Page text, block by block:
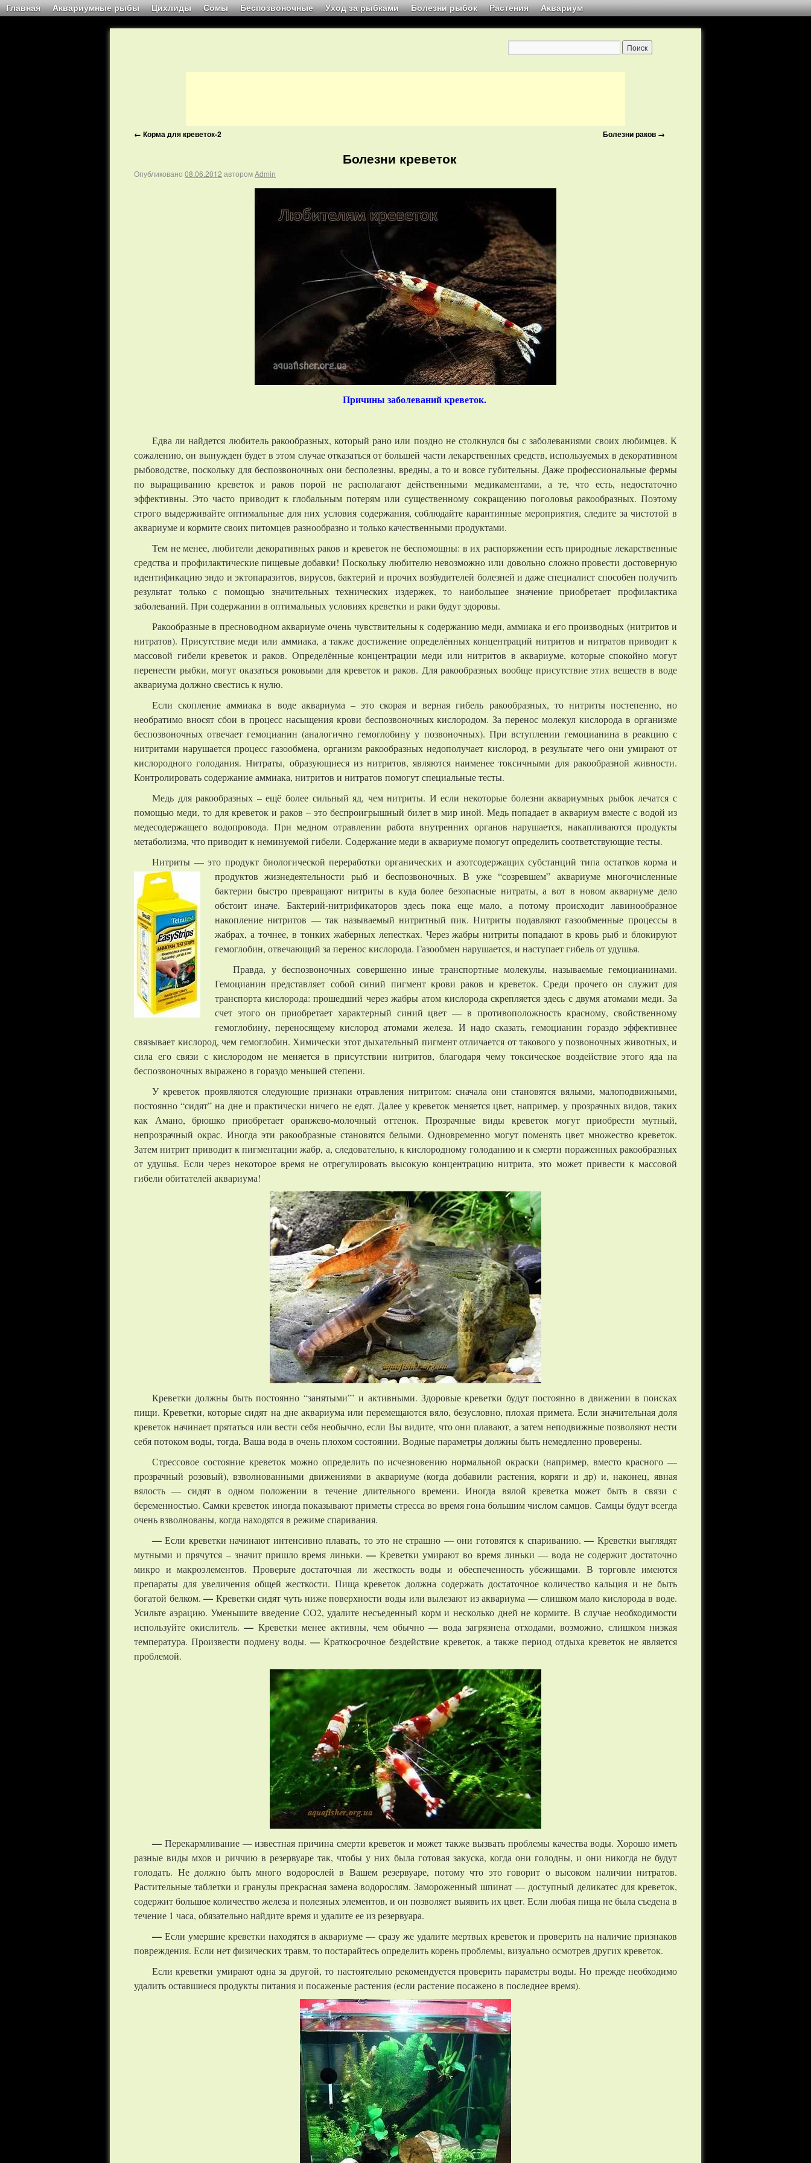
Главная Аквариумные рыбы Цихлиды Сомы Беспозвоночные Уход за рыбками Болезни рыбок Растения Аквариум
← Корма для креветок-2 Болезни раков →
Болезни креветок
Опубликовано 08.06.2012 авторомAdmin
Причины заболеваний креветок.
Едва ли найдется любитель ракообразных, который рано или поздно не столкнулся бы с заболеваниями своих любимцев. К
сожалению, он вынужден будет в этом случае отказаться от большей части лекарственных средств, используемых в декоративном
рыбоводстве, поскольку для беспозвоночных они бесполезны, вредны, а то и вовсе губительны. Даже профессиональные фермы
по выращиванию креветок и раков порой не располагают действенными медикаментами, а те, что есть, недостаточно
эффективны. Это часто приводит к глобальным потерям или существенному сокращению поголовья ракообразных. Поэтому
строго выдерживайте оптимальные для них условия содержания, соблюдайте карантинные мероприятия, следите за чистотой в
аквариуме и кормите своих питомцев разнообразно и только качественными продуктами.
Тем не менее, любители декоративных раков и креветок не беспомощны: в их распоряжении есть природные лекарственные
средства и профилактические пищевые добавки! Поскольку любителю невозможно или довольно сложно провести достоверную
идентификацию эндо и эктопаразитов, вирусов, бактерий и прочих возбудителей болезней и даже специалист способен получить
результат только с помощью значительных технических издержек, то наибольшее значение приобретает профилактика
заболеваний. При содержании в оптимальных условиях креветки и раки будут здоровы.
Ракообразные в пресноводном аквариуме очень чувствительны к содержанию меди, аммиака и его производных (нитритов и
нитратов). Присутствие меди или аммиака, а также достижение определённых концентраций нитритов и нитратов приводит к
массовой гибели креветок и раков. Определённые концентрации меди или нитритов в аквариуме, которые спокойно могут
перенести рыбки, могут оказаться роковыми для креветок и раков. Для ракообразных вообще присутствие этих веществ в воде
аквариума должно свестись к нулю.
Если скопление аммиака в воде аквариума – это скорая и верная гибель ракообразных, то нитриты постепенно, но
необратимо вносят сбои в процесс насыщения крови беспозвоночных кислородом. За перенос молекул кислорода в организме
беспозвоночных отвечает гемоцианин (аналогично гемоглобину у позвоночных). При вступлении гемоцианина в реакцию с
нитритами нарушается процесс газообмена, организм ракообразных недополучает кислород, в результате чего они умирают от
кислородного голодания. Нитраты, образующиеся из нитритов, являются наименее токсичными для ракообразной живности.
Контролировать содержание аммиака, нитритов и нитратов помогут специальные тесты.
Медь для ракообразных – ещё более сильный яд, чем нитриты. И если некоторые болезни аквариумных рыбок лечатся с
помощью меди, то для креветок и раков – это беспроигрышный билет в мир иной. Медь попадает в аквариум вместе с водой из
медесодержащего водопровода. При медном отравлении работа внутренних органов нарушается, накапливаются продукты
метаболизма, что приводит к неминуемой гибели. Содержание меди в аквариуме помогут определить соответствующие тесты.
Нитриты — это продукт биологической переработки органических и азотсодержащих субстанций типа остатков корма и
продуктов жизнедеятельности рыб и беспозвоночных. В уже“созревшем” аквариуме многочисленные
бактерии быстро превращают нитриты в куда более безопасные нитраты, а вот в новом аквариуме дело
обстоит иначе. Бактерий-нитрификаторов здесь пока еще мало, а потому происходит лавинообразное
накопление нитритов — так называемый нитритный пик. Нитриты подавляют газообменные процессы в
жабрах, а точнее, в тонких жаберных лепестках. Через жабры нитриты попадают в кровь рыб и блокируют
гемоглобин, отвечающий за перенос кислорода. Газообмен нарушается, и наступает гибель от удушья.
Правда, у беспозвоночных совершенно иные транспортные молекулы, называемые гемоцианинами.
Гемоцианин представляет собой синий пигмент крови раков и креветок. Среди прочего он служит для
транспорта кислорода: прошедший через жабры атом кислорода скрепляется здесь с двумя атомами меди. За
счет этого он приобретает характерный синий цвет — в противоположность красному, свойственному
гемоглобину, переносящему кислород атомами железа. И надо сказать, гемоцианин гораздо эффективнее
связывает кислород, чем гемоглобин. Химически этот дыхательный пигмент отличается от такового у позвоночных животных, и
сила его связи с кислородом не меняется в присутствии нитритов, благодаря чему токсическое воздействие этого яда на
беспозвоночных выражено в гораздо меньшей степени.
У креветок проявляются следующие признаки отравления нитритом: сначала они становятся вялыми, малоподвижными,
постоянно “сидят” на дне и практически ничего не едят. Далее у креветок меняется цвет, например, у прозрачных видов, таких
как Амано, брюшко приобретает оранжево-молочный оттенок. Прозрачные виды креветок могут приобрести мутный,
непрозрачный окрас. Иногда эти ракообразные становятся белыми. Одновременно могут поменять цвет множество креветок.
Затем нитрит приводит к пигментации жабр, а, следовательно, к кислородному голоданию и к смерти пораженных ракообразных
от удушья. Если через некоторое время не отрегулировать высокую концентрацию нитрита, это может привести к массовой
гибели обитателей аквариума!
Креветки должны быть постоянно “занятыми”’ и активными. Здоровые креветки будут постоянно в движении в поисках
пищи. Креветки, которые сидят на дне аквариума или перемещаются вяло, безусловно, плохая примета. Если значительная доля
креветок начинает прятаться или вести себя необычно, если Вы видите, что они плавают, а затем неподвижные позволяют нести
себя потоком воды, тогда, Ваша вода в очень плохом состоянии. Водные параметры должны быть немедленно проверены.
Стрессовое состояние креветок можно определить по исчезновению нормальной окраски (например, вместо красного —
прозрачный розовый), взволнованными движениями в аквариуме (когда добавили растения, коряги и др) и, наконец, явная
вялость — сидят в одном положении в течение длительного времени. Иногда вялой креветка может быть в связи с
беременностью. Самки креветок иногда показывают приметы стресса во время гона большим числом самцов. Самцы будут всегда
очень взволнованы, когда находятся в режиме спаривания.
—Если креветки начинают интенсивно плавать, то это не страшно — они готовятся к спариванию.— Креветки выглядят
мутными и прячутся – значит пришло время линьки. —Креветки умирают во время линьки — вода не содержит достаточно
микро и макроэлементов. Проверьте достаточная ли жесткость воды и обеспеченность убежищами. В торговле имеются
препараты для увеличения общей жесткости. Пища креветок должна содержать достаточное количество кальция и не быть
богатой белком.— Креветки сидят чуть ниже поверхности воды или вылезают из аквариума — слишком мало кислорода в воде.
Усильте аэрацию. Уменьшите введение СО2, удалите несъеденный корм и несколько дней не кормите. В случае необходимости
используйте окислитель. — Креветки менее активны, чем обычно — вода загрязнена отходами, возможно, слишком низкая
температура. Произвести подмену воды.—Краткосрочное бездействие креветок, а также период отдыха креветок не является
проблемой.
— Перекармливание — известная причина смерти креветок и может также вызвать проблемы качества воды. Хорошо иметь
разные виды мхов и риччию в резервуаре так, чтобы у них была готовая закуска, когда они голодны, и они никогда не будут
голодать. Не должно быть много водорослей в Вашем резервуаре, потому что это говорит о высоком наличии нитратов.
Растительные таблетки и гранулы прекрасная замена водорослям. Замороженный шпинат — доступный деликатес для креветок,
содержит большое количество железа и полезных элементов, и он позволяет выявить их цвет. Если любая пища не была съедена в
течение 1 часа, обязательно найдите время и удалите ее из резервуара.
— Если умершие креветки находятся в аквариуме — сразу же удалите мертвых креветок и проверить на наличие признаков
повреждения. Если нет физических травм, то постарайтесь определить корень проблемы, визуально осмотрев других креветок.
Если креветки умирают одна за другой, то настоятельно рекомендуется проверить параметры воды. Но прежде необходимо
удалить оставшиеся продукты питания и посаженые растения (если растение посажено в последнее время).